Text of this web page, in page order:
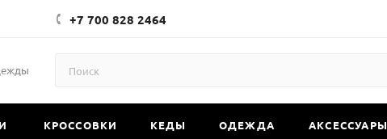
+7 700 828 2464
КРОССОВКИ КЕДЫ ОДЕЖДА АКСЕССУАРЫ